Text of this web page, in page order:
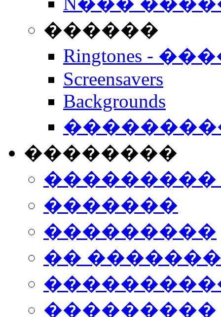
������
Ringtones -
Screensavers
Backgrounds
��������
���������
�������
���������
��
���������